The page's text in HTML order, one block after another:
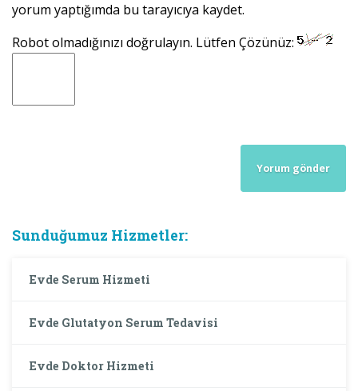
yorum yaptığımda bu tarayıcıya kaydet.
Robot olmadığınızı doğrulayın. Lütfen Çözünüz:
Sunduğumuz Hizmetler:
Evde Serum Hizmeti
Evde Glutatyon Serum Tedavisi
Evde Doktor Hizmeti